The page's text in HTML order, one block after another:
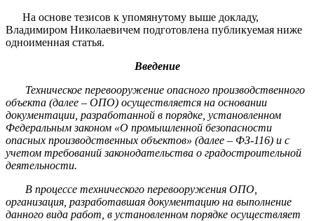
На основе тезисов к упомянутому выше докладу,
Владимиром Николаевичем подготовлена публикуемая ниже
одноименная статья.
Введение
Техническое перевооружение опасного производственного
объекта (далее – ОПО) осуществляется на основании
документации, разработанной в порядке, установленном
Федеральным законом «О промышленной безопасности
опасных производственных объектов» (далее – ФЗ-116) и с
учетом требований законодательства о градостроительной
деятельности.
В процессе технического перевооружения ОПО,
организация, разработавшая документацию на выполнение
данного вида работ, в установленном порядке осуществляет